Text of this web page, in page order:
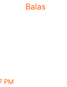
Balas
PM